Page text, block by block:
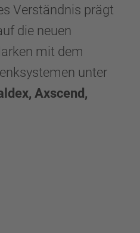
Verständnis prägt
die neuen
mit dem
unter
Axscend,